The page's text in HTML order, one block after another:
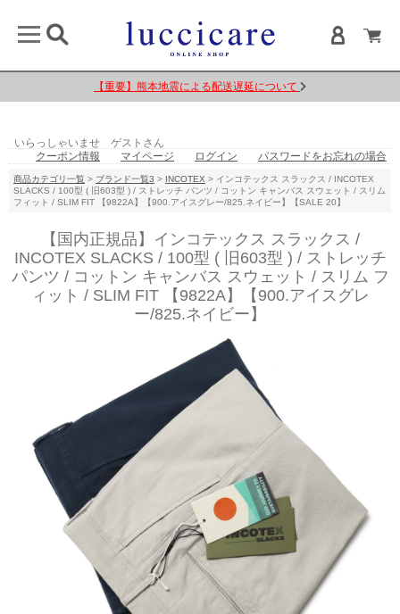
【重要】熊本地震による配送遅延について
luccicareを装った偽サイトに注意してください
いらっしゃいませ ゲストさん
クーポン情報
マイページ ログイン パスワードをお忘れの場合
商品カテゴリ一覧 > ブランド一覧3 > INCOTEX > インコテックス スラックス / INCOTEX
SLACKS / 100型 ( 旧603型 ) / ストレッチ パンツ / コットン キャンバス スウェット / スリム
フィット / SLIM FIT 【9822A】【900.アイスグレー/825.ネイビー】【SALE 20】
【国内正規品】インコテックス スラックス /
INCOTEX SLACKS / 100型 ( 旧603型 ) / ストレッチ
パンツ / コットン キャンバス スウェット / スリム フ
ィット / SLIM FIT 【9822A】【900.アイスグレ
ー/825.ネイビー】